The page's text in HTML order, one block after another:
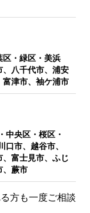
区・緑区・美浜
、八千代市、浦安
津市、袖ケ浦市
中央区・桜区・
市、越谷市、
富士見市、ふじ
、蕨市
方も一度ご相談